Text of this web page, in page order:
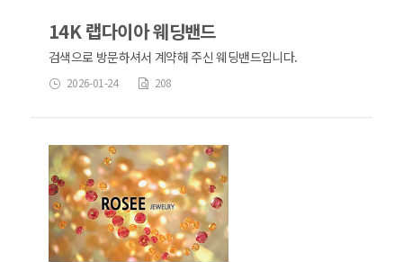
14K 랩다이아 웨딩밴드
검색으로 방문하셔서 계약해 주신 웨딩밴드입니다.
2026-01-24 208